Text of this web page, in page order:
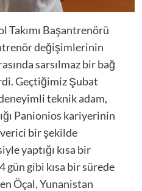
Takımı Başantrenörü
değişimlerinin
sarsılmaz bir bağ
Geçtiğimiz Şubat
teknik adam,
Panionios kariyerinin
verici bir şekilde
yaptığı kısa bir
gün gibi kısa bir sürede
Öçal, Yunanistan